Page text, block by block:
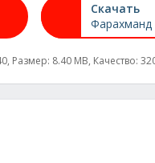
Скачать
Размер: 8.40 MB, Качество: